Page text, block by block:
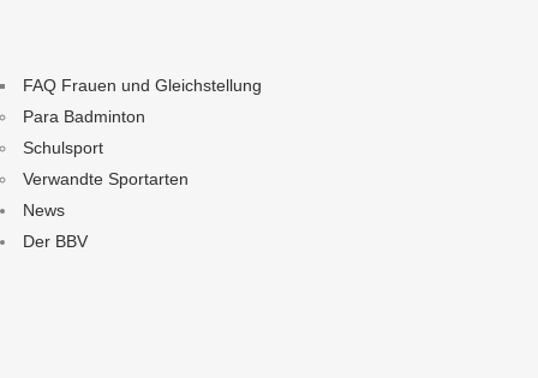
FAQ Frauen und Gleichstellung
Para Badminton
Schulsport
Verwandte Sportarten
News
Der BBV